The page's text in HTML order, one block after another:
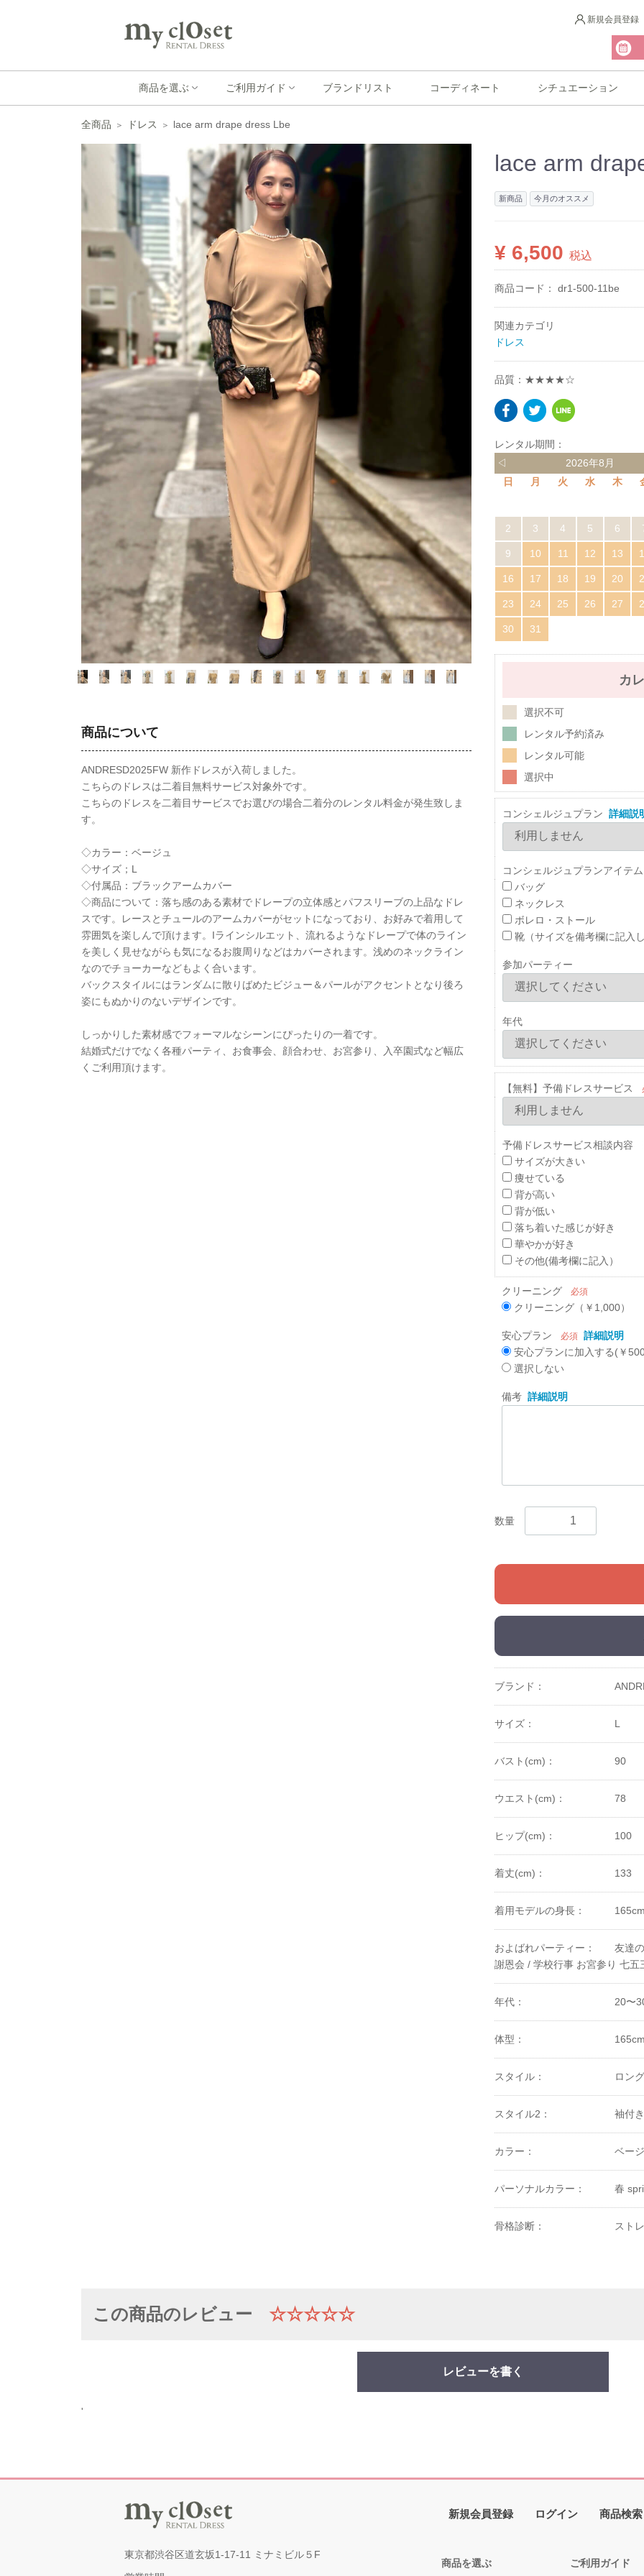
新規会員登録
商品を選ぶ ご利用ガイド ブランドリスト コーディネート シチュエーション
全商品 ドレス lace arm drape dress Lbe
商品について
ANDRESD2025FW 新作ドレスが入荷しました。
こちらのドレスは二着目無料サービス対象外です。
こちらのドレスを二着目サービスでお選びの場合二着分のレンタル料金が発生致しま
す。
◇カラー：ベージュ
◇サイズ；L
◇付属品：ブラックアームカバー
◇商品について：落ち感のある素材でドレープの立体感とパフスリーブの上品なドレ
スです。レースとチュールのアームカバーがセットになっており、お好みで着用して
雰囲気を楽しんで頂けます。Iラインシルエット、流れるようなドレープで体のライン
を美しく見せながらも気になるお腹周りなどはカバーされます。浅めのネックライン
なのでチョーカーなどもよく合います。
バックスタイルにはランダムに散りばめたビジュー＆パールがアクセントとなり後ろ
姿にもぬかりのないデザインです。
しっかりした素材感でフォーマルなシーンにぴったりの一着です。
結婚式だけでなく各種パーティ、お食事会、顔合わせ、お宮参り、入卒園式など幅広
くご利用頂けます。
lace arm
新商品 今月のオススメ
¥ 6,500 税込
商品コード： dr1-500-11be
関連カテゴリ
ドレス
品質：★★★★☆
レンタル期間：
◁
2026年8月
日
月 火 水 木
2 3 4 5 6
9 10 11 12 13
16 17 18 19 20
23 24 25 26 27
30 31
カ
選択不可
レンタル予約済み
レンタル可能
選択中
コンシェルジュプラン 詳細説
コンシェルジュプランアイテム
バッグ
ネックレス
ボレロ・ストール
靴（サイズを備考欄に記入
参加パーティー
年代
【無料】予備ドレスサービス
予備ドレスサービス相談内容
サイズが大きい
痩せている
背が高い
背が低い
落ち着いた感じが好き
華やかが好き
その他(備考欄に記入）
クリーニング 必須
クリーニング（￥1,000）
安心プラン 必須 詳細説明
安心プランに加入する(￥
選択しない
備考 詳細説明
数量
ブランド：
サイズ： L
バスト(cm)： 90
ウエスト(cm)： 78
ヒップ(cm)： 100
着丈(cm)： 133
着用モデルの身長：
およばれパーティー： 友達
謝恩会 / 学校行事 お宮参り 七五
年代： 20〜
体型：
スタイル： ロン
スタイル2： 袖付き
カラー： ベー
パーソナルカラー： 春
骨格診断： スト
この商品のレビュー ☆☆☆☆☆
レビューを書く
'
東京都渋谷区道玄坂1-17-11 ミナミビル５F
新規会員登録 ログイン 商品検索
商品を選ぶ ご利用ガイド